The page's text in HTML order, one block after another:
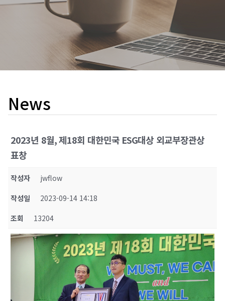
News
2023년 8월, 제18회 대한민국 ESG대상 외교부장관상
표창
작성자
jwflow
작성일
2023-09-14 14:18
조회
13204